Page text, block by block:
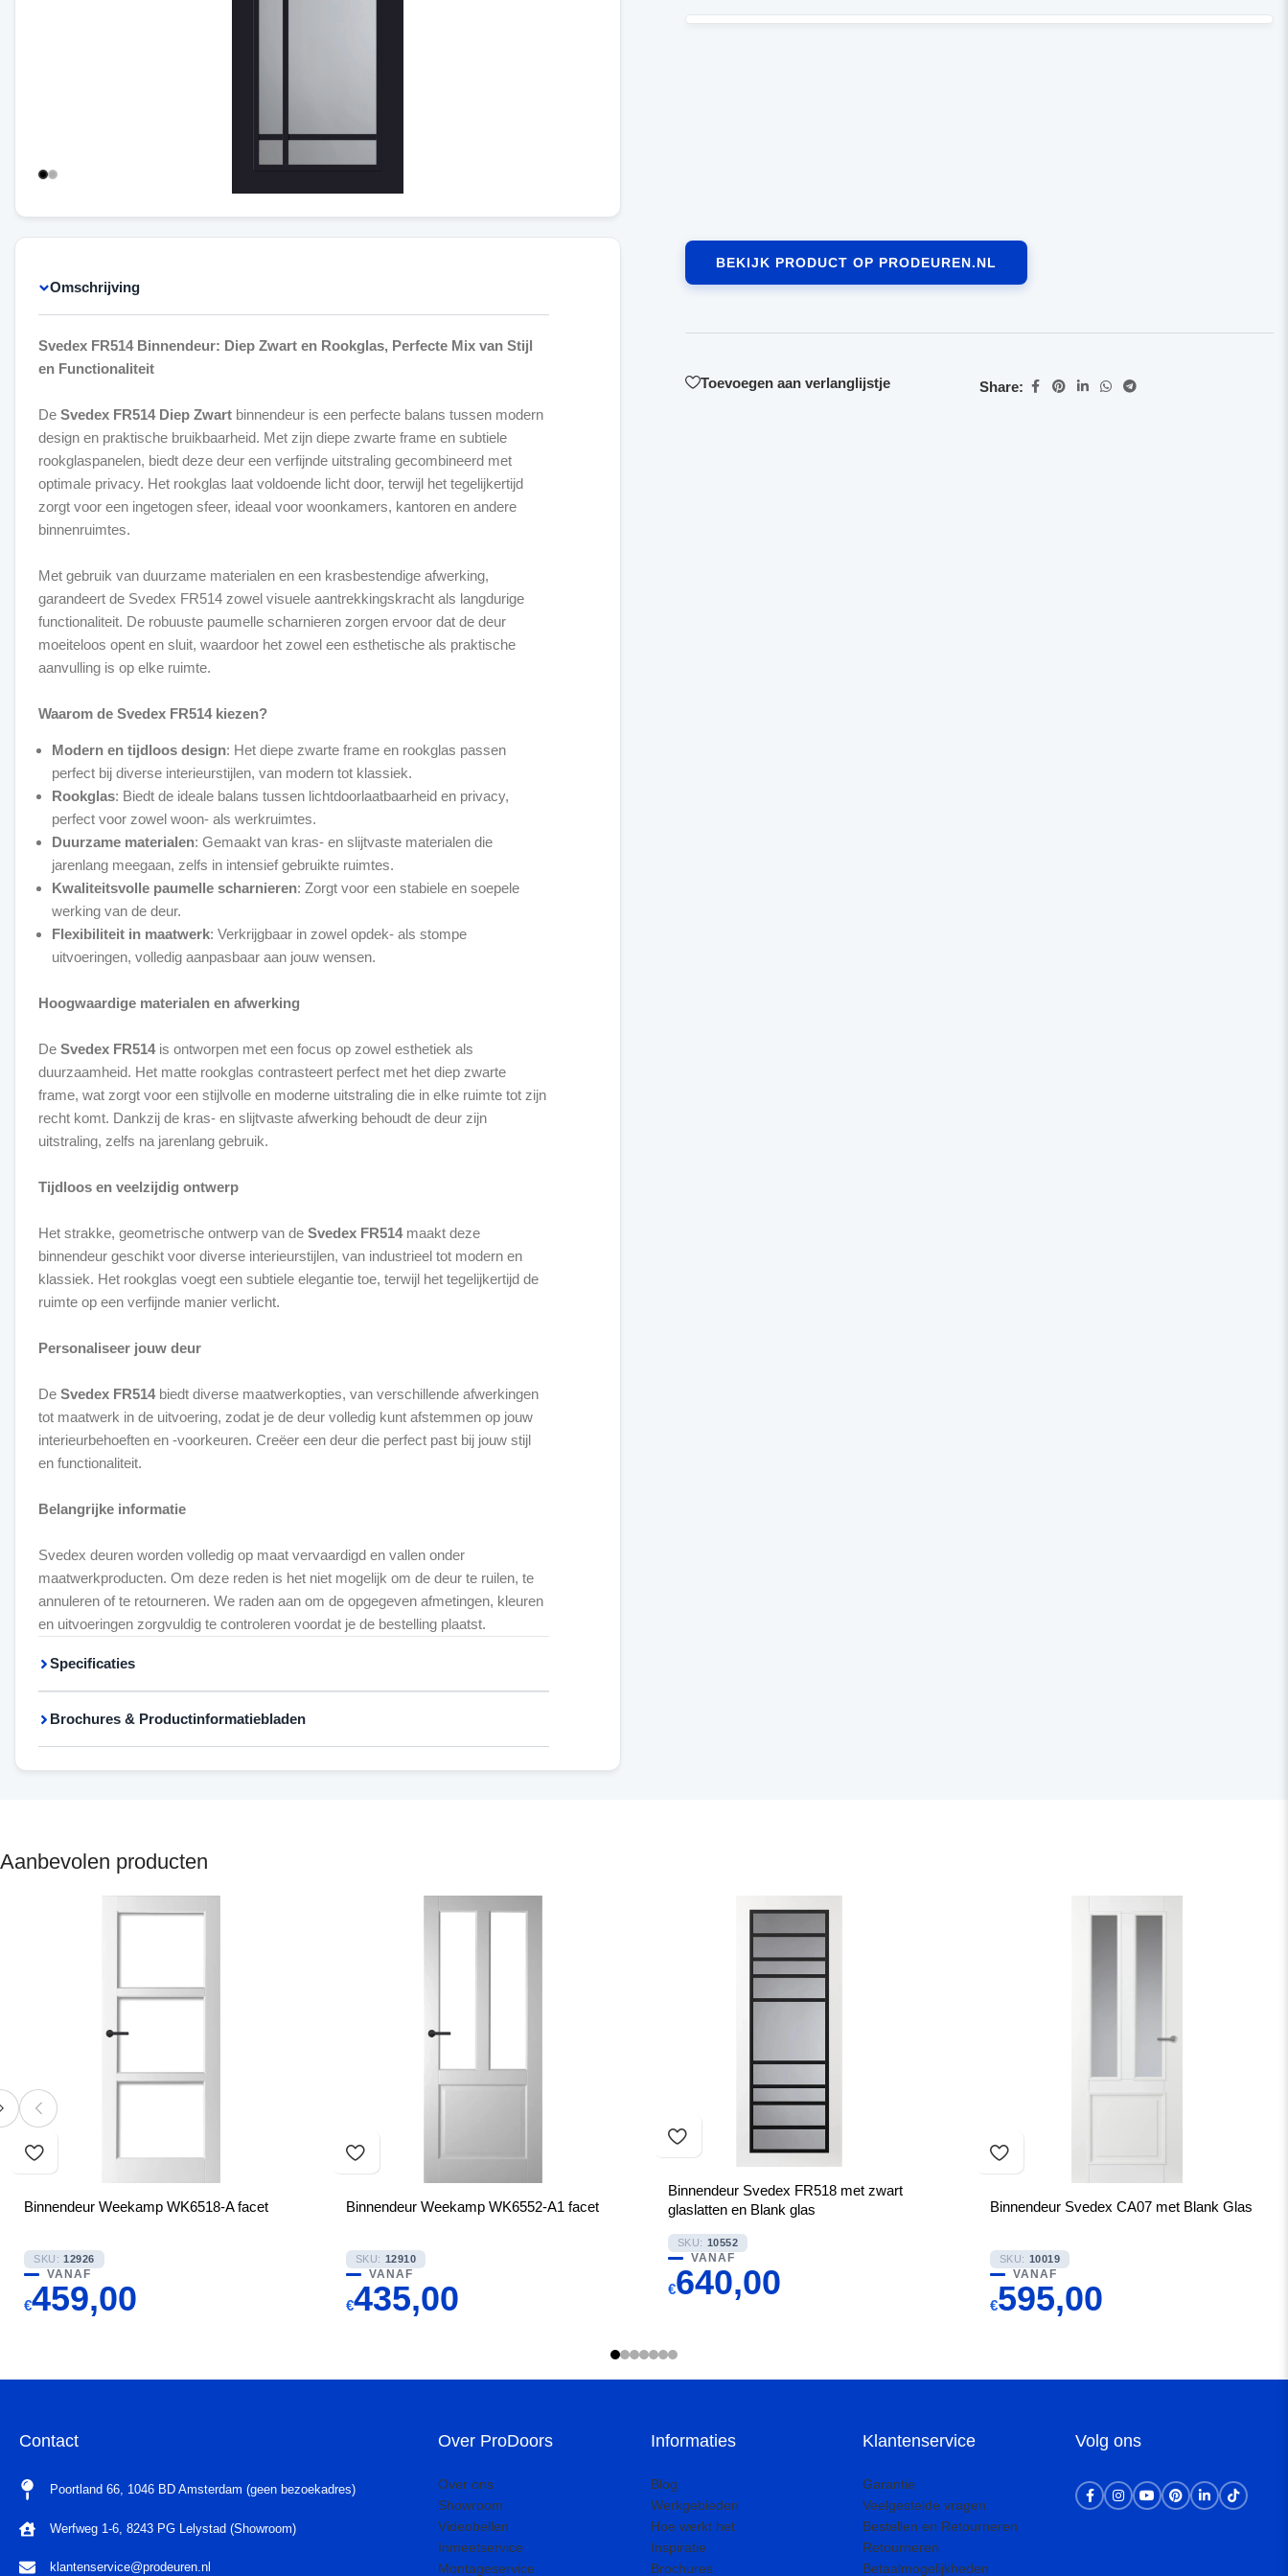
Omschrijving
Svedex FR514 Binnendeur: Diep Zwart en Rookglas, Perfecte Mix van Stijl
en Functionaliteit
De Svedex FR514 Diep Zwart binnendeur is een perfecte balans tussen modern
design en praktische bruikbaarheid. Met zijn diepe zwarte frame en subtiele
rookglaspanelen, biedt deze deur een verfijnde uitstraling gecombineerd met
optimale privacy. Het rookglas laat voldoende licht door, terwijl het tegelijkertijd
zorgt voor een ingetogen sfeer, ideaal voor woonkamers, kantoren en andere
binnenruimtes.
Met gebruik van duurzame materialen en een krasbestendige afwerking,
garandeert de Svedex FR514 zowel visuele aantrekkingskracht als langdurige
functionaliteit. De robuuste paumelle scharnieren zorgen ervoor dat de deur
moeiteloos opent en sluit, waardoor het zowel een esthetische als praktische
aanvulling is op elke ruimte.
Waarom de Svedex FR514 kiezen?
Modern en tijdloos design: Het diepe zwarte frame en rookglas passen
perfect bij diverse interieurstijlen, van modern tot klassiek.
Rookglas: Biedt de ideale balans tussen lichtdoorlaatbaarheid en privacy,
perfect voor zowel woon- als werkruimtes.
Duurzame materialen: Gemaakt van kras- en slijtvaste materialen die
jarenlang meegaan, zelfs in intensief gebruikte ruimtes.
Kwaliteitsvolle paumelle scharnieren: Zorgt voor een stabiele en soepele
werking van de deur.
Flexibiliteit in maatwerk: Verkrijgbaar in zowel opdek- als stompe
uitvoeringen, volledig aanpasbaar aan jouw wensen.
Hoogwaardige materialen en afwerking
De Svedex FR514is ontworpen met een focus op zowel esthetiek als
duurzaamheid. Het matte rookglas contrasteert perfect met het diep zwarte
frame, wat zorgt voor een stijlvolle en moderne uitstraling die in elke ruimte tot zijn
recht komt. Dankzij de kras- en slijtvaste afwerking behoudt de deur zijn
uitstraling, zelfs na jarenlang gebruik.
Tijdloos en veelzijdig ontwerp
Het strakke, geometrische ontwerp van de Svedex FR514maakt deze
binnendeur geschikt voor diverse interieurstijlen, van industrieel tot modern en
klassiek. Het rookglas voegt een subtiele elegantie toe, terwijl het tegelijkertijd de
ruimte op een verfijnde manier verlicht.
Personaliseer jouw deur
De Svedex FR514biedt diverse maatwerkopties, van verschillende afwerkingen
tot maatwerk in de uitvoering, zodat je de deur volledig kunt afstemmen op jouw
interieurbehoeften en -voorkeuren. Creëer een deur die perfect past bij jouw stijl
en functionaliteit.
Belangrijke informatie
Svedex deuren worden volledig op maat vervaardigd en vallen onder
maatwerkproducten. Om deze reden is het niet mogelijk om de deur te ruilen, te
annuleren of te retourneren. We raden aan om de opgegeven afmetingen, kleuren
en uitvoeringen zorgvuldig te controleren voordat je de bestelling plaatst.
Specificaties
Brochures & Productinformatiebladen
BEKIJK PRODUCT OP PRODEUREN.NL
Toevoegen aan verlanglijstje Share:
Aanbevolen producten
Binnendeur Weekamp WK6518-A facet
SKU: 12926
VANAF
€459,00
Binnendeur Weekamp WK6552-A1 facet
SKU: 12910
VANAF
€435,00
Binnendeur Svedex FR518 met zwart
glaslatten en Blank glas
SKU: 10552
VANAF
€640,00
Binnendeur Svedex CA07 met Blank Glas
SKU: 10019
VANAF
€595,00
Contact
Poortland 66, 1046 BD Amsterdam (geen bezoekadres)
Werfweg 1-6, 8243 PG Lelystad (Showroom)
klantenservice@prodeuren.nl
Over ProDoors
Over ons
Showroom
Videobellen
Inmeetservice
Montageservice
Informaties
Blog
Werkgebieden
Hoe werkt het
Inspiratie
Brochures
Klantenservice
Garantie
Veelgestelde vragen
Bestellen en Retourneren
Retourneren
Betaalmogelijkheden
Volg ons